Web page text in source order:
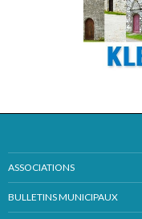
ASSOCIATIONS
BULLETINS MUNICIPAUX